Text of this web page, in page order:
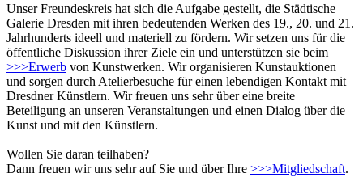
Unser Freundeskreis hat sich die Aufgabe gestellt, die Städtische
Galerie Dresden mit ihren bedeutenden Werken des 19., 20. und 21.
Jahrhunderts ideell und materiell zu fördern. Wir setzen uns für die
öffentliche Diskussion ihrer Ziele ein und unterstützen sie beim
>>>Erwerb von Kunstwerken. Wir organisieren Kunstauktionen
und sorgen durch Atelierbesuche für einen lebendigen Kontakt mit
Dresdner Künstlern. Wir freuen uns sehr über eine breite
Beteiligung an unseren Veranstaltungen und einen Dialog über die
Kunst und mit den Künstlern.
Wollen Sie daran teilhaben?
Dann freuen wir uns sehr auf Sie und über Ihre >>>Mitgliedschaft.